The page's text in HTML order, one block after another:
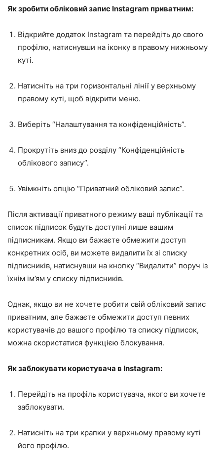
Як зробити обліковий запис Instagram приватним:
Відкрийте додаток Instagram та перейдіть до свого
профілю, натиснувши на іконку в правому нижньому
куті.
Натисніть на три горизонтальні лінії у верхньому
правому куті, щоб відкрити меню.
Виберіть “Налаштування та конфіденційність”.
Прокрутіть вниз до розділу “Конфіденційність
облікового запису”.
Увімкніть опцію “Приватний обліковий запис”.
Після активації приватного режиму ваші публікації та
список підписок будуть доступні лише вашим
підписникам. Якщо ви бажаєте обмежити доступ
конкретних осіб, ви можете видалити їх зі списку
підписників, натиснувши на кнопку “Видалити” поруч із
їхнім ім’ям у списку підписників.
Однак, якщо ви не хочете робити свій обліковий запис
приватним, але бажаєте обмежити доступ певних
користувачів до вашого профілю та списку підписок,
можна скористатися функцією блокування.
Як заблокувати користувача в Instagram:
Перейдіть на профіль користувача, якого ви хочете
заблокувати.
Натисніть на три крапки у верхньому правому куті
його профілю.